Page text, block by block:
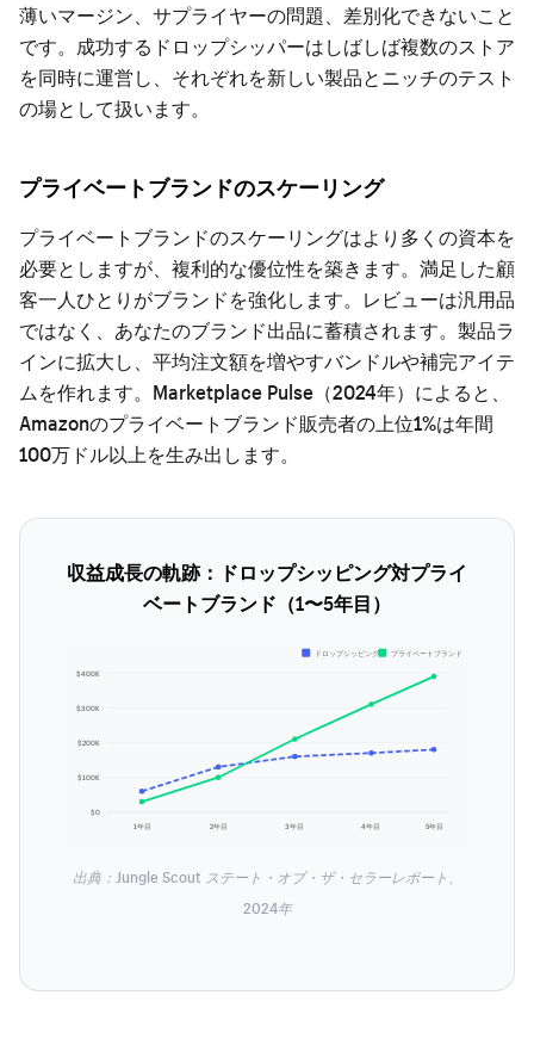
薄いマージン、サプライヤーの問題、差別化できないこと
です。成功するドロップシッパーはしばしば複数のストア
を同時に運営し、それぞれを新しい製品とニッチのテスト
の場として扱います。
プライベートブランドのスケーリング
プライベートブランドのスケーリングはより多くの資本を
必要としますが、複利的な優位性を築きます。満足した顧
客一人ひとりがブランドを強化します。レビューは汎用品
ではなく、あなたのブランド出品に蓄積されます。製品ラ
インに拡大し、平均注文額を増やすバンドルや補完アイテ
ムを作れます。Marketplace Pulse（2024年）によると、
Amazonのプライベートブランド販売者の上位1%は年間
100万ドル以上を生み出します。
収益成長の軌跡：ドロップシッピング対プライ
ベートブランド（1〜5年目）
$0
$100K
$200K
$300K
$400K
1年目 2年目 3年目 4年目 5年目
ドロップシッピング プライベートブランド
出典：Jungle Scout ステート・オブ・ザ・セラーレポート、
2024年